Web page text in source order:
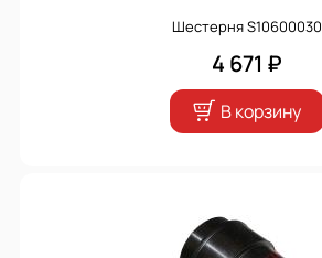
Шестерня S10600030
4 671 ₽
В корзину